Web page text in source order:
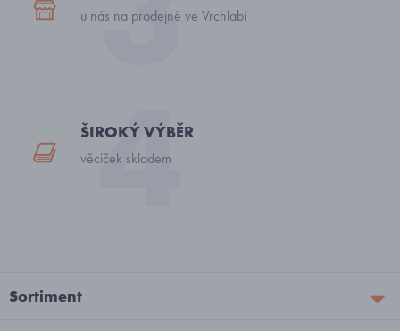
u nás na prodejně ve Vrchlabí
ŠIROKÝ VÝBĚR
věciček skladem
Sortiment